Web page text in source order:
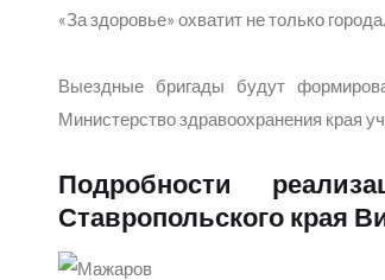
«За здоровье» охватит не только
Выездные бригады будут
Министерство здравоохранения края
Подробности
Ставропольского края